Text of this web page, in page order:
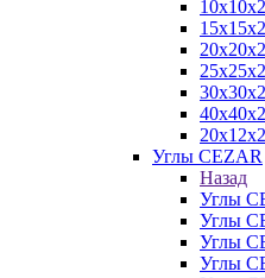
Углы CEZAR
Назад
Углы
Углы
Углы
Углы